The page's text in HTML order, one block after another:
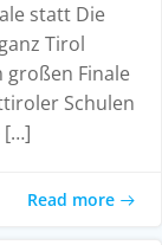
statt Die
Tirol
Finale
Schulen
[…]
Read more